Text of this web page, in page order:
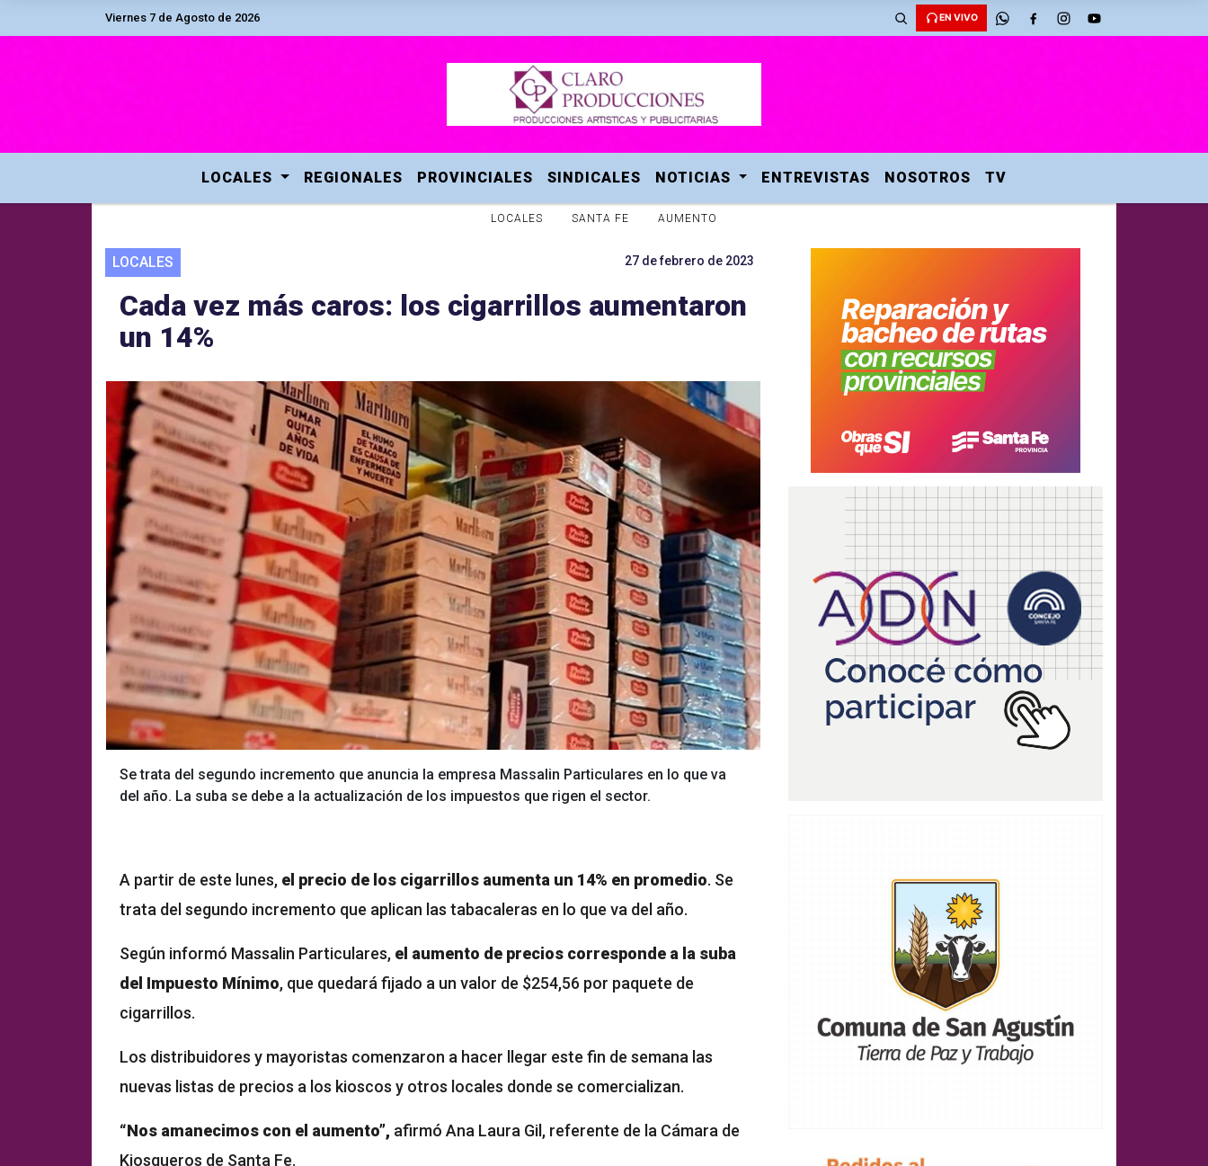
Viernes 7 de Agosto de 2026 EN VIVO
LOCALES REGIONALES PROVINCIALES SINDICALES NOTICIAS ENTREVISTAS NOSOTROS TV
LOCALES SANTA FE AUMENTO
LOCALES 27 de febrero de 2023
Cada vez más caros: los cigarrillos aumentaron
un 14%
Se trata del segundo incremento que anuncia la empresa Massalin Particulares en lo que va
del año. La suba se debe a la actualización de los impuestos que rigen el sector.
A partir de este lunes, el precio de los cigarrillos aumenta un 14% en promedio. Se
trata del segundo incremento que aplican las tabacaleras en lo que va del año.
Según informó Massalin Particulares, el aumento de precios corresponde a la suba
del Impuesto Mínimo, que quedará fijado a un valor de $254,56 por paquete de
cigarrillos.
Los distribuidores y mayoristas comenzaron a hacer llegar este fin de semana las
nuevas listas de precios a los kioscos y otros locales donde se comercializan.
“Nos amanecimos con el aumento”, afirmó Ana Laura Gil, referente de la Cámara de
Kiosqueros de Santa Fe.